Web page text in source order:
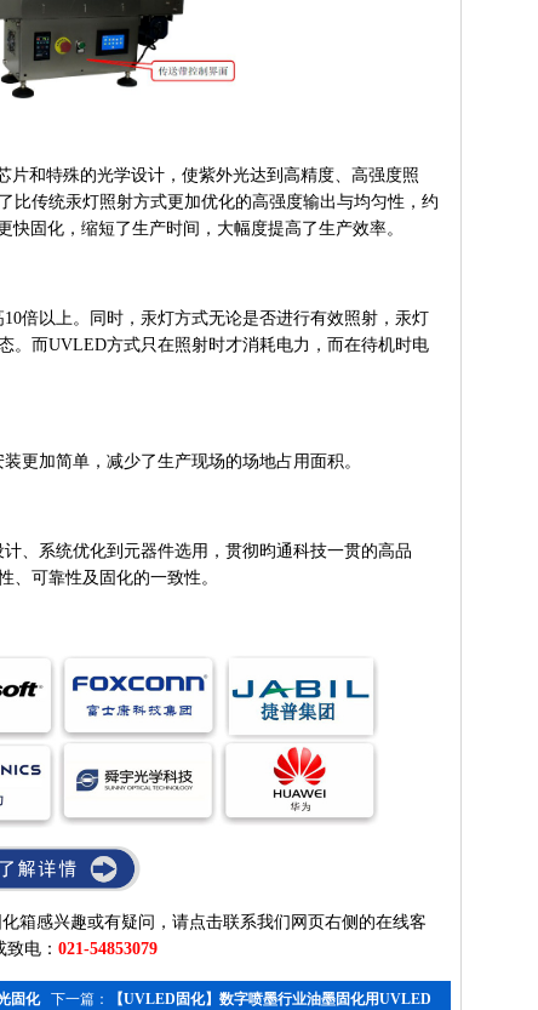
片和特殊的光学设计，使紫外光达到高精度、高强度照
比传统汞灯照射方式更加优化的高强度输出与均匀性，约
固化，缩短了生产时间，大幅度提高了生产效率。
倍以上。同时，汞灯方式无论是否进行有效照射，汞灯
。而UVLED方式只在照射时才消耗电力，而在待机时电
更加简单，减少了生产现场的场地占用面积。
、系统优化到元器件选用，贯彻昀通科技一贯的高品
、可靠性及固化的一致性。
箱感兴趣或有疑问，请点击联系我们网页右侧的在线客
致电： 021-54853079
下一篇： 【UVLED固化】数字喷墨行业油墨固化用UVLED
固化